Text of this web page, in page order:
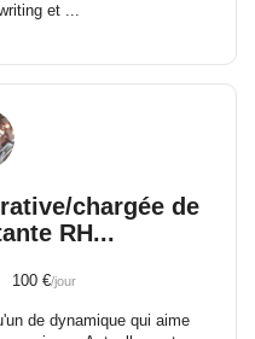
et ...
chargée de
RH...
€/jour
de dynamique qui aime